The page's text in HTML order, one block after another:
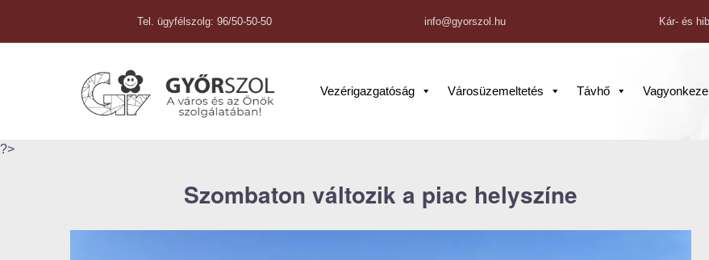
Tel. ügyfélszolg: 96/50-50-50 info@gyorszol.hu Kár- és
Vezérigazgatóság Városüzemeltetés Távhő
?>
Szombaton változik a piac helyszíne